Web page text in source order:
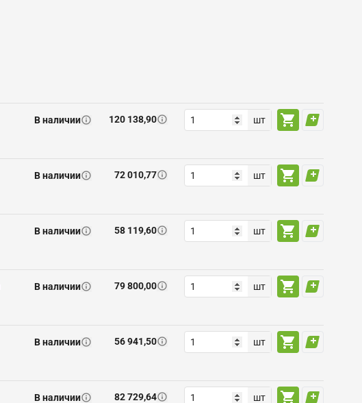
В наличии 120 138,90 шт
В наличии 72 010,77 шт
В наличии 58 119,60 шт
В наличии 79 800,00 шт
В наличии 56 941,50 шт
В наличии 82 729,64 шт